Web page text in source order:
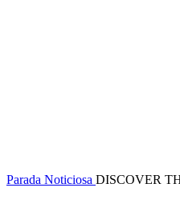
Parada Noticiosa DISCOVER